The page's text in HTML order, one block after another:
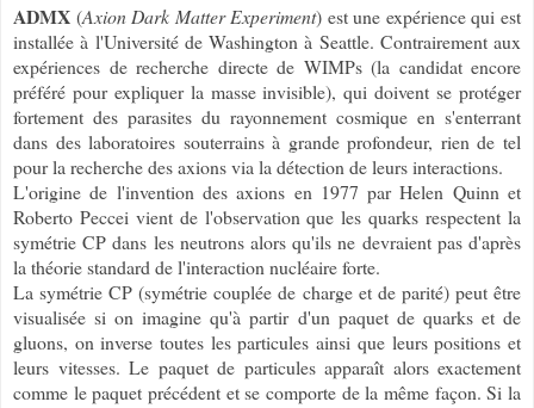
ADMX (Axion Dark Matter Experiment) est une expérience qui est
installée à l'Université de Washington à Seattle. Contrairement aux
expériences de recherche directe de WIMPs (la candidat encore
préféré pour expliquer la masse invisible), qui doivent se protéger
fortement des parasites du rayonnement cosmique en s'enterrant
dans des laboratoires souterrains à grande profondeur, rien de tel
pour la recherche des axions via la détection de leurs interactions.
L'origine de l'invention des axions en 1977 par Helen Quinn et
Roberto Peccei vient de l'observation que les quarks respectent la
symétrie CP dans les neutrons alors qu'ils ne devraient pas d'après
la théorie standard de l'interaction nucléaire forte.
La symétrie CP (symétrie couplée de charge et de parité) peut être
visualisée si on imagine qu'à partir d'un paquet de quarks et de
gluons, on inverse toutes les particules ainsi que leurs positions et
leurs vitesses. Le paquet de particules apparaît alors exactement
comme le paquet précédent et se comporte de la même façon. Si la